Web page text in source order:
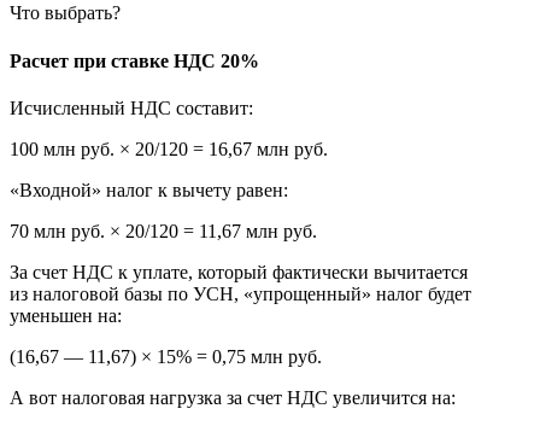
Что выбрать?
Расчет при ставке НДС 20%
Исчисленный НДС составит:
100 млн руб. × 20/120 = 16,67 млн руб.
«Входной» налог к вычету равен:
70 млн руб. × 20/120 = 11,67 млн руб.
За счет НДС к уплате, который фактически вычитается
из налоговой базы по УСН, «упрощенный» налог будет
уменьшен на:
(16,67 — 11,67) × 15% = 0,75 млн руб.
А вот налоговая нагрузка за счет НДС увеличится на: